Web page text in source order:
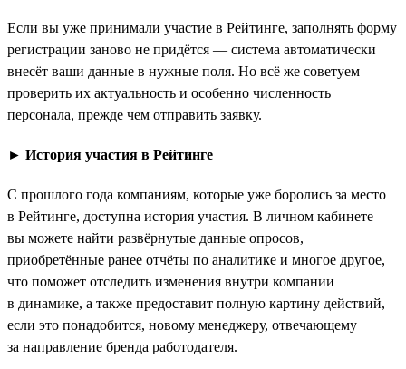
Если вы уже принимали участие в Рейтинге, заполнять форму
регистрации заново не придётся — система автоматически
внесёт ваши данные в нужные поля. Но всё же советуем
проверить их актуальность и особенно численность
персонала, прежде чем отправить заявку.
► История участия в Рейтинге
С прошлого года компаниям, которые уже боролись за место
в Рейтинге, доступна история участия. В личном кабинете
вы можете найти развёрнутые данные опросов,
приобретённые ранее отчёты по аналитике и многое другое,
что поможет отследить изменения внутри компании
в динамике, а также предоставит полную картину действий,
если это понадобится, новому менеджеру, отвечающему
за направление бренда работодателя.